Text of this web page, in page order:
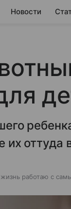
Новости
их оттуда
работаю с